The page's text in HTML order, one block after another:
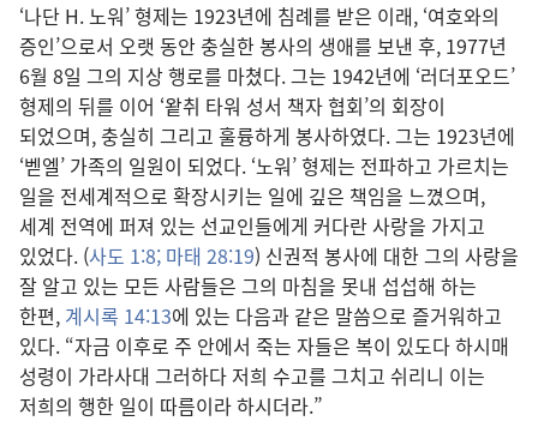
‘나단 H. 노워’ 형제는 1923년에 침례를 받은 이래, ‘여호와의
증인’으로서 오랫 동안 충실한 봉사의 생애를 보낸 후, 1977년
6월 8일 그의 지상 행로를 마쳤다. 그는 1942년에 ‘러더포오드’
형제의 뒤를 이어 ‘왙취 타워 성서 책자 협회’의 회장이
되었으며, 충실히 그리고 훌륭하게 봉사하였다. 그는 1923년에
‘벧엘’ 가족의 일원이 되었다. ‘노워’ 형제는 전파하고 가르치는
일을 전세계적으로 확장시키는 일에 깊은 책임을 느꼈으며,
세계 전역에 퍼져 있는 선교인들에게 커다란 사랑을 가지고
있었다. (사도 1:8; 마태 28:19) 신권적 봉사에 대한 그의 사랑을
잘 알고 있는 모든 사람들은 그의 마침을 못내 섭섭해 하는
한편, 계시록 14:13에 있는 다음과 같은 말씀으로 즐거워하고
있다. “자금 이후로 주 안에서 죽는 자들은 복이 있도다 하시매
성령이 가라사대 그러하다 저희 수고를 그치고 쉬리니 이는
저희의 행한 일이 따름이라 하시더라.”